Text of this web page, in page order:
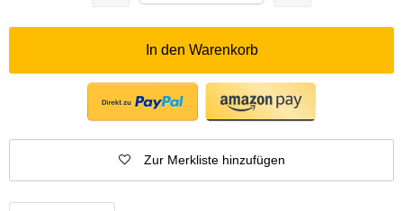
In den Warenkorb
Zur Merkliste hinzufügen